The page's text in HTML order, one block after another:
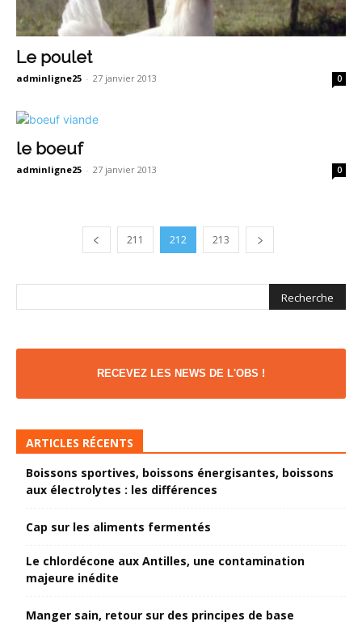
Le poulet
adminligne25 - 27 janvier 2013 0
le boeuf
adminligne25 - 27 janvier 2013 0
211 212 213
RECEVEZ LES NEWS DE L'OBS !
ARTICLES RÉCENTS
Boissons sportives, boissons énergisantes, boissons
aux électrolytes : les différences
Cap sur les aliments fermentés
Le chlordécone aux Antilles, une contamination
majeure inédite
Manger sain, retour sur des principes de base